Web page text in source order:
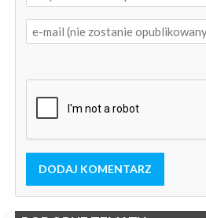
DODAJ KOMENTARZ